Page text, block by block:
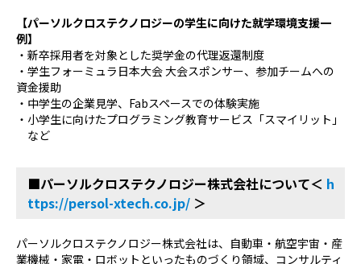
【パーソルクロステクノロジーの学生に向けた就学環境支援一
例】
・新卒採用者を対象とした奨学金の代理返還制度
・学生フォーミュラ日本大会 大会スポンサー、参加チームへの
資金援助
・中学生の企業見学、 Fabスペースでの体験実施
・小学生に向けたプログラミング教育サービス「スマイリット」
など
■パーソルクロステクノロジー株式会社について＜ h
ttps://persol-xtech.co.jp/ ＞
パーソルクロステクノロジー株式会社は、自動車・航空宇宙・産
業機械・家電・ロボットといったものづくり領域、コンサルティ